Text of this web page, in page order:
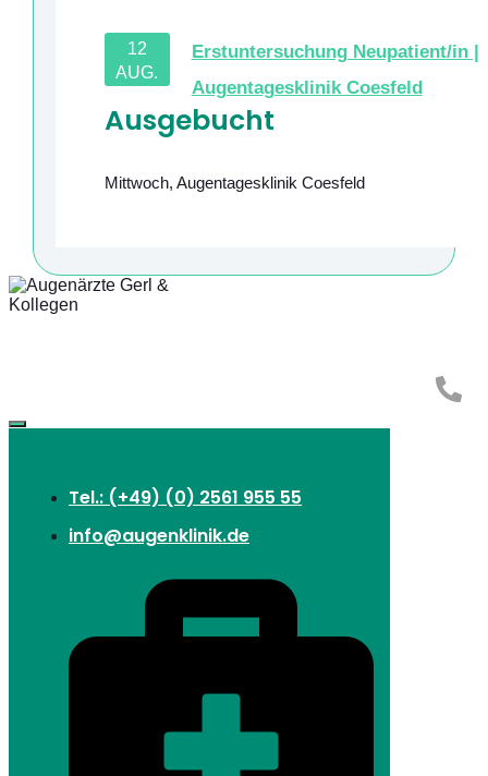
12
AUG.
Erstuntersuchung Neupatient/in |
Augentagesklinik Coesfeld
Ausgebucht
Mittwoch, Augentagesklinik Coesfeld
Tel.: (+49) (0) 2561 955 55
info@augenklinik.de